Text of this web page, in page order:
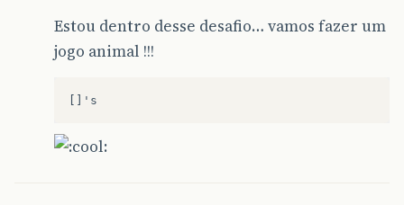
Estou dentro desse desafio… vamos fazer um
jogo animal !!!